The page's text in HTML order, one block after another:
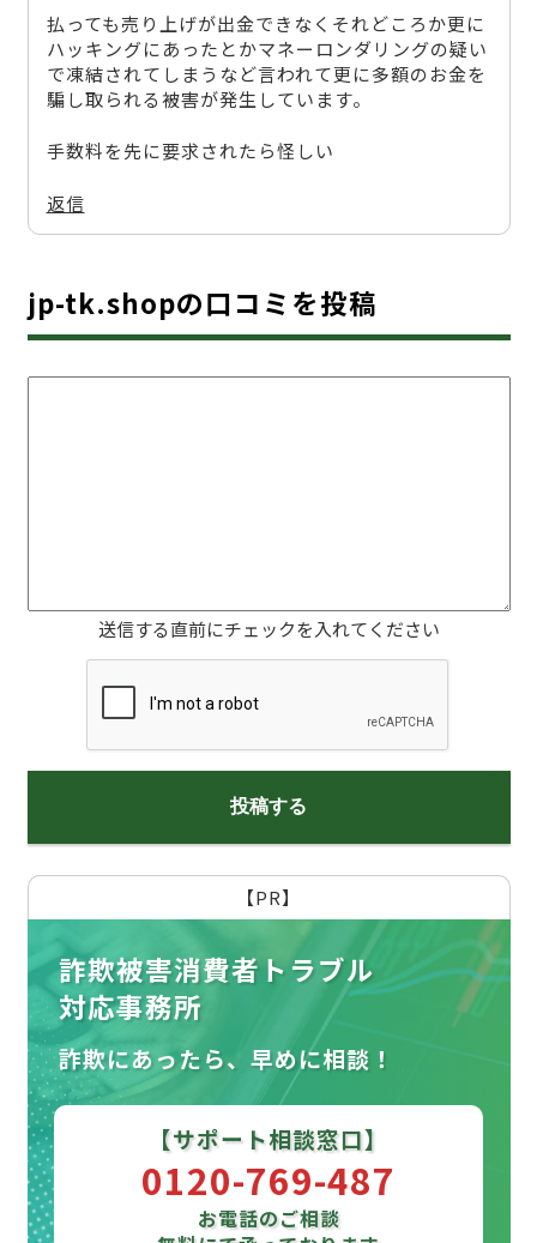
払っても売り上げが出金できなくそれどころか更に
ハッキングにあったとかマネーロンダリングの疑い
で凍結されてしまうなど言われて更に多額のお金を
騙し取られる被害が発生しています。
手数料を先に要求されたら怪しい
返信
jp-tk.shopの口コミを投稿
送信する直前にチェックを入れてください
【PR】
詐欺被害消費者トラブル
対応事務所
詐欺にあったら、早めに相談！
【サポート相談窓口】
0120-769-487
お電話のご相談